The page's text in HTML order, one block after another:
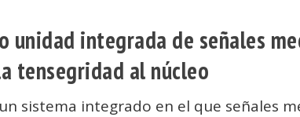
unidad integrada de señales
tensegridad al núcleo
sistema integrado en el que señales